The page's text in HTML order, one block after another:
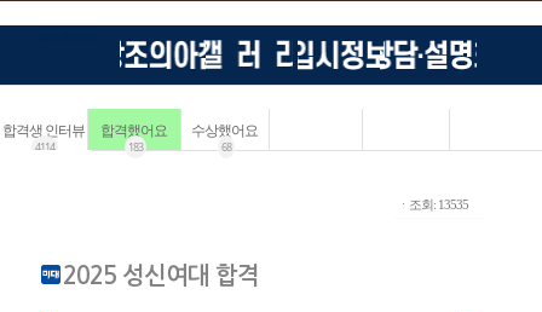
합격생 인터뷰
4114
합격했어요
183
수상했어요
68
ㆍ조회: 13535
2025 성신여대 합격